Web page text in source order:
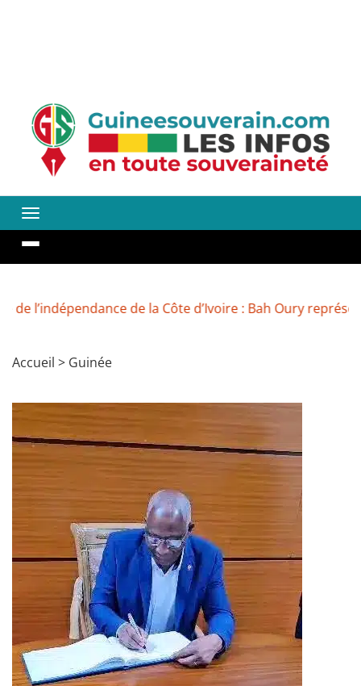
de la Côte d’Ivoire : Bah Oury représente
Accueil > Guinée